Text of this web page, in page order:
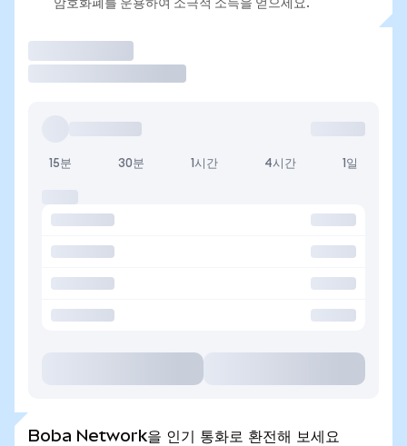
암호화폐를 운용하여 소극적 소득을 얻으세요.
15분 30분 1시간 4시간 1일
Boba Network을 인기 통화로 환전해 보세요